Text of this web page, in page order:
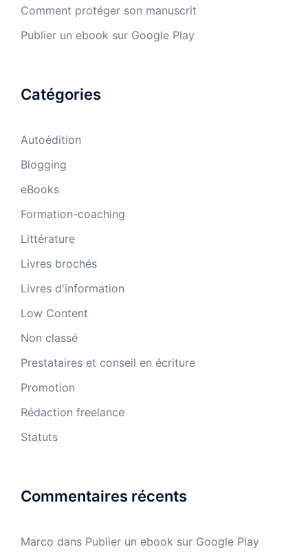
Comment protéger son manuscrit
Publier un ebook sur Google Play
Catégories
Autoédition
Blogging
eBooks
Formation-coaching
Littérature
Livres brochés
Livres d'information
Low Content
Non classé
Prestataires et conseil en écriture
Promotion
Rédaction freelance
Statuts
Commentaires récents
Marco dans Publier un ebook sur Google Play